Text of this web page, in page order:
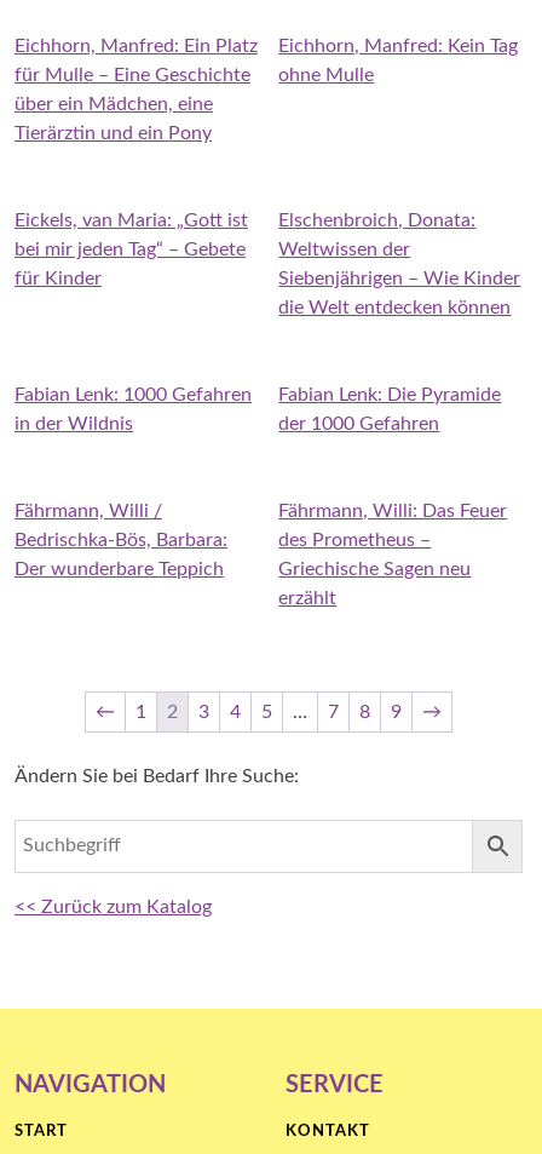
Eichhorn, Manfred: Ein Platz
für Mulle – Eine Geschichte
über ein Mädchen, eine
Tierärztin und ein Pony
Eichhorn, Manfred: Kein Tag
ohne Mulle
Eickels, van Maria: „Gott ist
bei mir jeden Tag“ – Gebete
für Kinder
Elschenbroich, Donata:
Weltwissen der
Siebenjährigen – Wie Kinder
die Welt entdecken können
Fabian Lenk: 1000 Gefahren
in der Wildnis
Fabian Lenk: Die Pyramide
der 1000 Gefahren
Fährmann, Willi /
Bedrischka-Bös, Barbara:
Der wunderbare Teppich
Fährmann, Willi: Das Feuer
des Prometheus –
Griechische Sagen neu
erzählt
← 1 2 3 4 5 … 7 8 9 →
Ändern Sie bei Bedarf Ihre Suche:
<< Zurück zum Katalog
NAVIGATION
START
SERVICE
KONTAKT